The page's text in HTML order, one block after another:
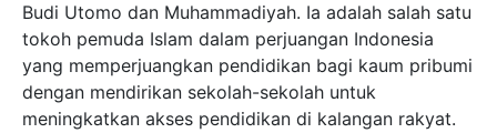
Budi Utomo dan Muhammadiyah. Ia adalah salah satu
tokoh pemuda Islam dalam perjuangan Indonesia
yang memperjuangkan pendidikan bagi kaum pribumi
dengan mendirikan sekolah-sekolah untuk
meningkatkan akses pendidikan di kalangan rakyat.